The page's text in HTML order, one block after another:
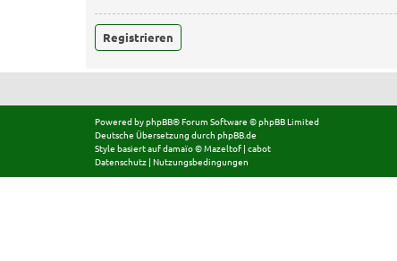
Registrieren
Powered byphpBB® Forum Software © phpBB Limited
Deutsche Übersetzung durch phpBB.de
Style basiert aufdamaïo ©Mazeltof | cabot
Datenschutz | Nutzungsbedingungen